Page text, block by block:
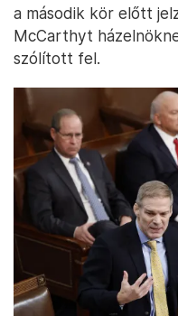
a második kör előtt
McCarthyt
szólított fel.